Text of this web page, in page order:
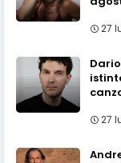
27
27